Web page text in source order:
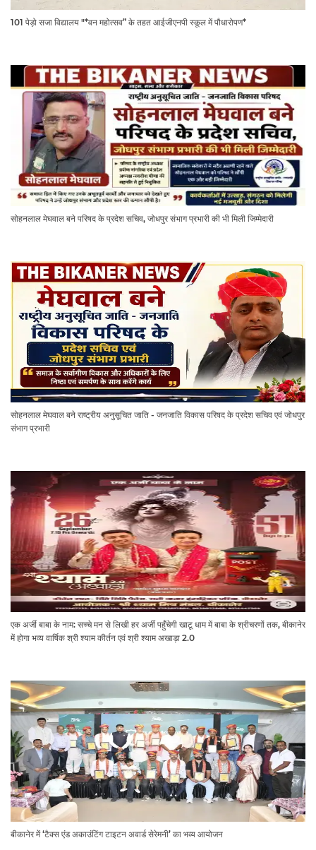
101 पेड़ो सजा विद्यालय "*वन महोत्सव” के तहत आईजीएनपी स्कूल में पौधारोपण*
सोहनलाल मेघवाल बने परिषद के प्रदेश सचिव, जोधपुर संभाग प्रभारी की भी मिली जिम्मेदारी
सोहनलाल मेघवाल बने राष्ट्रीय अनुसूचित जाति - जनजाति विकास परिषद के प्रदेश सचिव एवं जोधपुर
संभाग प्रभारी
एक अर्जी बाबा के नाम: सच्चे मन से लिखी हर अर्जी पहुँचेगी खाटू धाम में बाबा के श्रीचरणों तक, बीकानेर
में होगा भव्य वार्षिक श्री श्याम कीर्तन एवं श्री श्याम अखाड़ा 2.0
बीकानेर में ‘टैक्स एंड अकाउंटिंग टाइटन अवार्ड सेरेमनी’ का भव्य आयोजन